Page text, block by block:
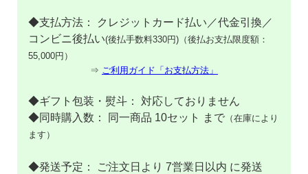
◆支払方法： クレジットカード払い／代金引換／
コンビニ後払い(後払手数料330円)（後払お支払限度額：
55,000円）
⇒ ご利用ガイド「お支払方法」
◆ギフト包装・熨斗： 対応しておりません
◆同時購入数： 同一商品 10セット まで （在庫により
ます）
◆発送予定： ご注文日より 7営業日以内 に発送